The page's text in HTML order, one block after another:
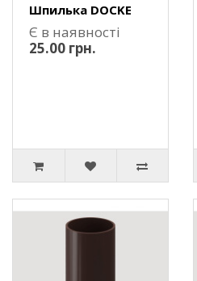
Шпилька DOCKE
Є в наявності
25.00 грн.